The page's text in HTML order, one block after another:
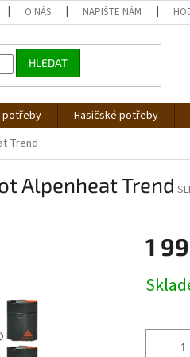
O NÁS NAPIŠTE NÁM
HLEDAT
potřeby Hasičské potřeby
Trend
Alpenheat Trend
1
cena: